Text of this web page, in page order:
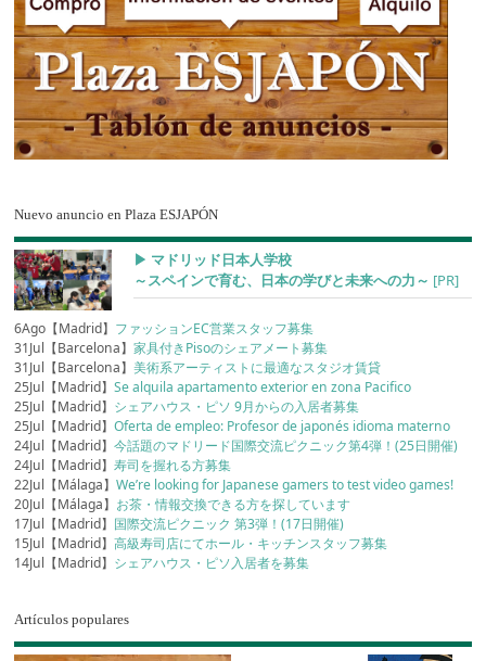
Nuevo anuncio en Plaza ESJAPÓN
▶︎ マドリッド日本人学校
～スペインで育む、日本の学びと未来への力～ [PR]
6Ago【Madrid】 ファッションEC営業スタッフ募集
31Jul【Barcelona】家具付きPisoのシェアメート募集
31Jul【Barcelona】美術系アーティストに最適なスタジオ賃貸
25Jul【Madrid】Se alquila apartamento exterior en zona Pacifico
25Jul【Madrid】 シェアハウス・ピソ 9月からの入居者募集
25Jul【Madrid】Oferta de empleo: Profesor de japonés idioma materno
24Jul【Madrid】今話題のマドリード国際交流ピクニック第4弾！(25日開催)
24Jul【Madrid】寿司を握れる方募集
22Jul【Málaga】We’re looking for Japanese gamers to test video games!
20Jul【Málaga】 お茶・情報交換できる方を探しています
17Jul【Madrid】 国際交流ピクニック 第3弾！(17日開催)
15Jul【Madrid】高級寿司店にてホール・キッチンスタッフ募集
14Jul【Madrid】 シェアハウス・ピソ入居者を募集
Artículos populares